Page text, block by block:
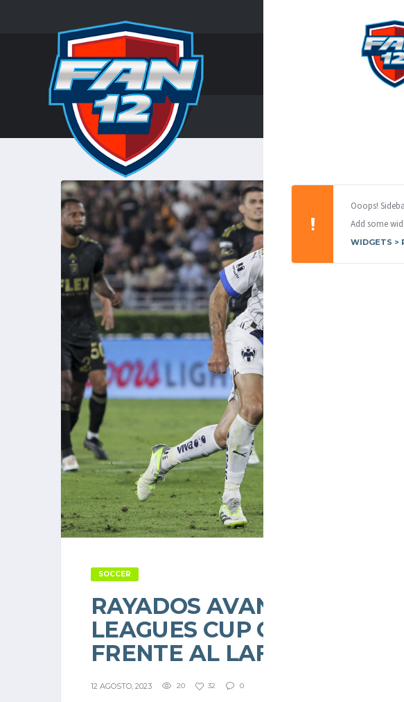
Ooops!
Add some
WIDGETS >
SOCCER
RAYADOS AVANZA A
LEAGUES CUP CON UNA
FRENTE AL LAFC
12 AGOSTO, 2023 20 32 0